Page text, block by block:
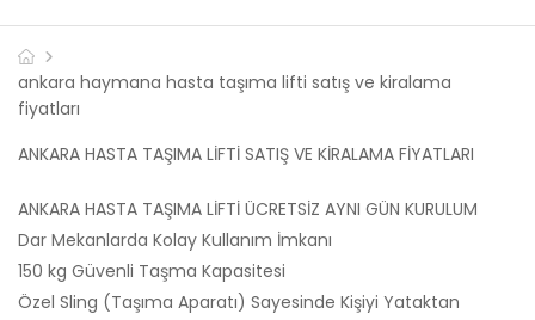
ankara haymana hasta taşıma lifti satış ve kiralama
fiyatları
ANKARA HASTA TAŞIMA LİFTİ SATIŞ VE KİRALAMA FİYATLARI
ANKARA HASTA TAŞIMA LİFTİ ÜCRETSİZ AYNI GÜN KURULUM
Dar Mekanlarda Kolay Kullanım İmkanı
150 kg Güvenli Taşma Kapasitesi
Özel Sling (Taşıma Aparatı) Sayesinde Kişiyi Yataktan